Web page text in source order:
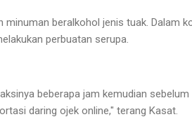
beralkohol jenis tuak. Dalam
perbuatan serupa.
beberapa jam kemudian
daring ojek online," terang Kasat.